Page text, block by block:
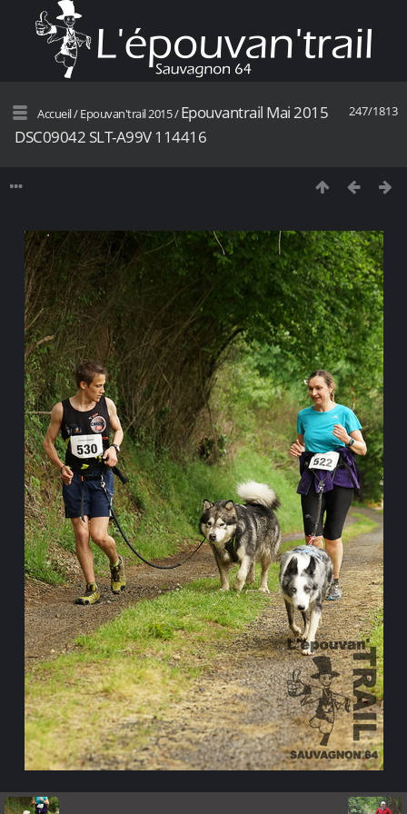
247/1813
Accueil/Epouvan'trail 2015/Epouvantrail Mai 2015
DSC09042 SLT-A99V 114416